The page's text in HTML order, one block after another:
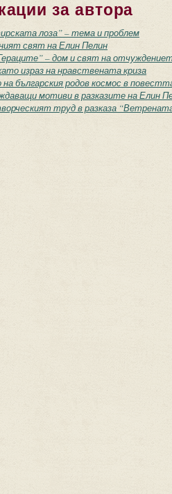
за автора
лоза” – тема и проблем
свят на Елин Пелин
– дом и свят на
израз на нравствената криза
българския родов космос в
мотиви в разказите на Елин
труд в разказа